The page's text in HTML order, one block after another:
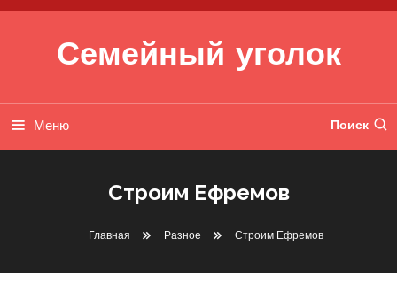
Перейти к содержимому
Семейный уголок
Меню Поиск
Строим Ефремов
Главная Разное Строим Ефремов